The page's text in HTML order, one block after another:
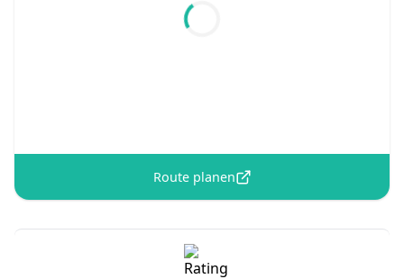
Route planen